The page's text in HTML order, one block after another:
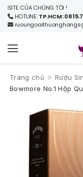
CỦA CHÚNG TÔI !
HOTLINE:TP.HCM:
Trang chủ > Rượu
Bowmore No.1 Hộp